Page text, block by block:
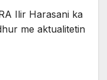
Ilir Harasani ka
me aktualitetin